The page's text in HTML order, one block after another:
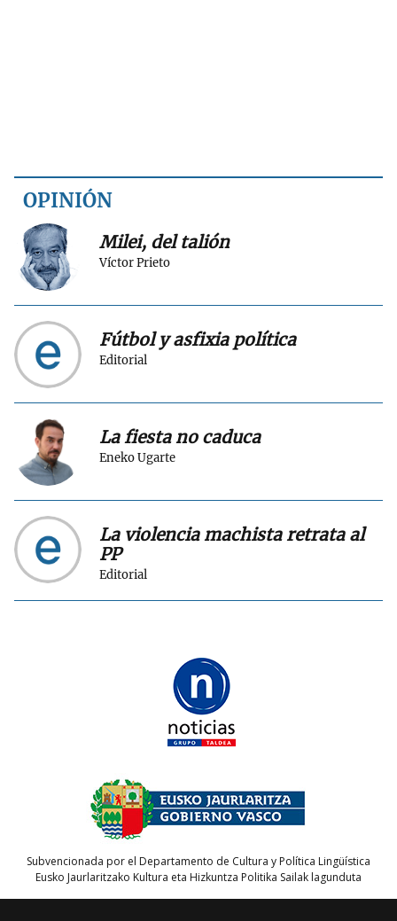
OPINIÓN
Víctor Prieto
Milei, del talión
Editorial
Fútbol y asfixia política
Eneko Ugarte
La fiesta no caduca
Editorial
La violencia machista retrata al
PP
Subvencionada por el Departamento de Cultura y Política Lingüística
Eusko Jaurlaritzako Kultura eta Hizkuntza Politika Sailak lagunduta